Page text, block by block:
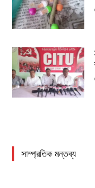
সাম্প্রতিক মন্তব্য